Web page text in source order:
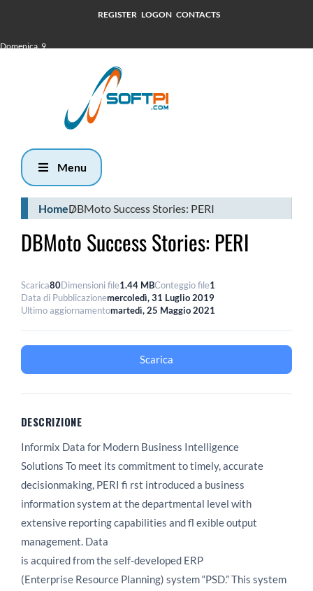
REGISTER LOGON CONTACTS
Domenica, 9
Menu
HomeDBMoto Success Stories: PERI
DBMoto Success Stories: PERI
Scarica80Dimensioni file1.44 MBConteggio file1
Data di Pubblicazionemercoledì, 31 Luglio 2019
Ultimo aggiornamentomartedì, 25 Maggio 2021
Scarica
DESCRIZIONE
Informix Data for Modern Business Intelligence
Solutions To meet its commitment to timely, accurate
decisionmaking, PERI fi rst introduced a business
information system at the departmental level with
extensive reporting capabilities and fl exible output
management. Data
is acquired from the self-developed ERP
(Enterprise Resource Planning) system “PSD.” This system